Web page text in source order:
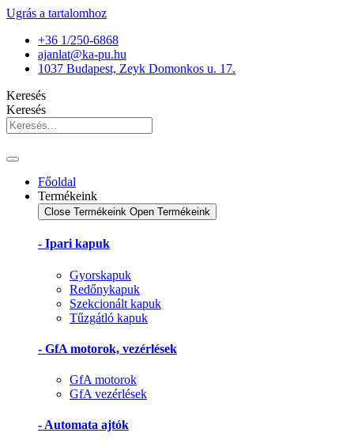
Ugrás a tartalomhoz
+36 1/250-6868
ajanlat@ka-pu.hu
1037 Budapest, Zeyk Domonkos u. 17.
Keresés
Keresés
Főoldal
Termékeink
Close Termékeink Open Termékeink
- Ipari kapuk
Gyorskapuk
Redőnykapuk
Szekcionált kapuk
Tűzgátló kapuk
- GfA motorok, vezérlések
GfA motorok
GfA vezérlések
- Automata ajtók